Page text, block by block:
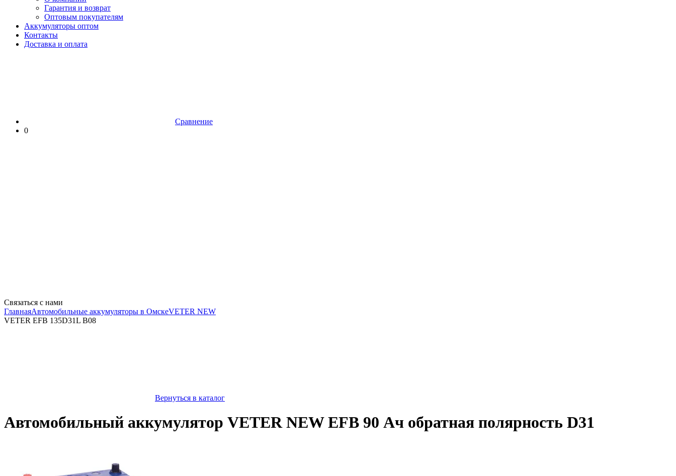
Гарантия и возврат
Оптовым покупателям
Аккумуляторы оптом
Контакты
Доставка и оплата
Сравнение
0
Связаться с нами
ГлавнаяАвтомобильные аккумуляторы в ОмскеVETER NEW
VETER EFB 135D31L B08
Вернуться в каталог
Автомобильный аккумулятор VETER NEW EFB 90 Ач обратная полярность D31